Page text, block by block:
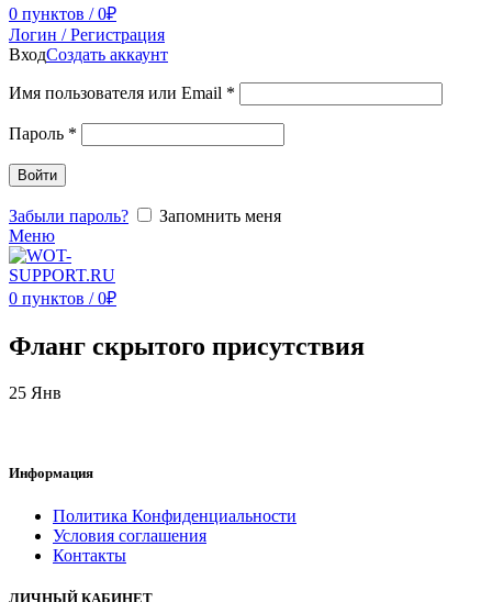
0 пунктов / 0₽
Логин / Регистрация
ВходСоздать аккаунт
Имя пользователя или Email *
Пароль *
Войти
Забыли пароль?
Запомнить меня
Меню
0 пунктов / 0₽
Фланг скрытого присутствия
25 Янв
Информация
Политика Конфиденциальности
Условия соглашения
Контакты
ЛИЧНЫЙ КАБИНЕТ